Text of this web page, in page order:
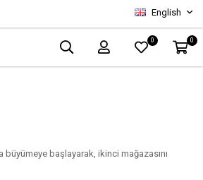
English
0 0
başlayarak, ikinci mağazasını